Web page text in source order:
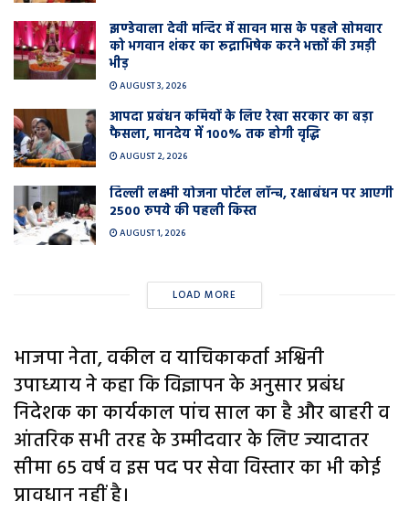
झण्डेवाला देवी मन्दिर में सावन मास के पहले सोमवार
को भगवान शंकर का रूद्राभिषेक करने भक्तों की उमड़ी
भीड़
AUGUST 3, 2026
आपदा प्रबंधन कर्मियों के लिए रेखा सरकार का बड़ा
फैसला, मानदेय में 100% तक होगी वृद्धि
AUGUST 2, 2026
दिल्ली लक्ष्मी योजना पोर्टल लॉन्च, रक्षाबंधन पर आएगी
2500 रुपये की पहली किस्त
AUGUST 1, 2026
LOAD MORE
भाजपा नेता, वकील व याचिकाकर्ता अश्विनी
उपाध्याय ने कहा कि विज्ञापन के अनुसार प्रबंध
निदेशक का कार्यकाल पांच साल का है और बाहरी व
आंतरिक सभी तरह के उम्मीदवार के लिए ज्यादातर
सीमा 65 वर्ष व इस पद पर सेवा विस्तार का भी कोई
प्रावधान नहीं है।